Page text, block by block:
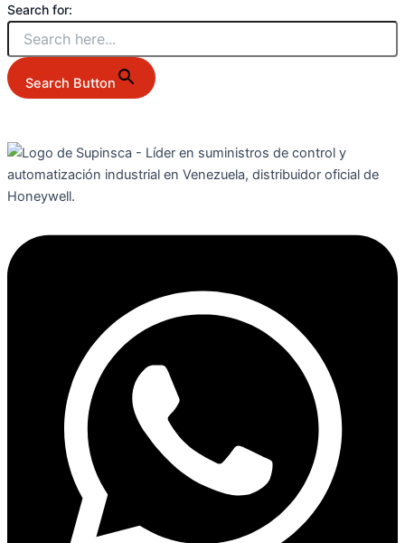
Search for:
Search Button